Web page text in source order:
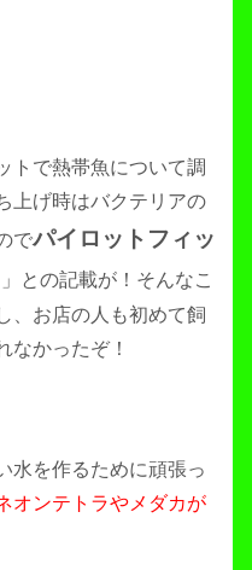
トで熱帯魚について調
上げ時はバクテリアの
でパイロットフィッ
との記載が！そんなこ
、お店の人も初めて飼
なかったぞ！
水を作るために頑張っ
オンテトラやメダカが